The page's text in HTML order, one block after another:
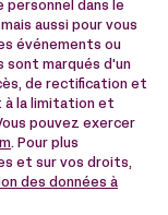
dans le
aussi pour vous
événements ou
sont marqués d'un
de rectification et
à la limitation et
pouvez exercer
. Pour plus
et sur vos droits,
des données à